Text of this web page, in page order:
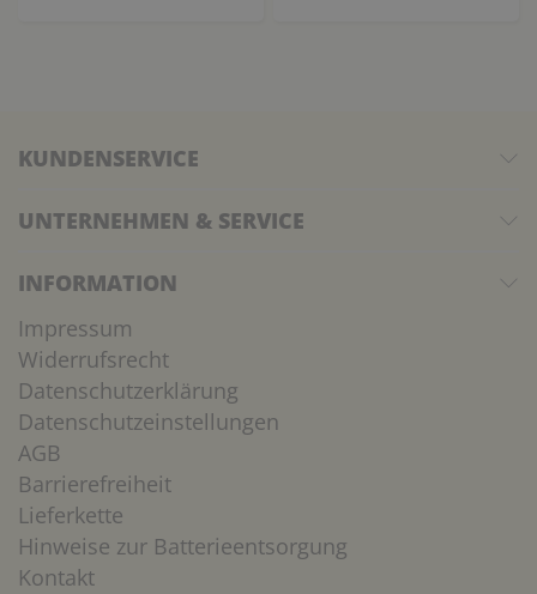
KUNDENSERVICE
UNTERNEHMEN & SERVICE
INFORMATION
Impressum
Widerrufsrecht
Datenschutzerklärung
Datenschutzeinstellungen
AGB
Barrierefreiheit
Lieferkette
Hinweise zur Batterieentsorgung
Kontakt